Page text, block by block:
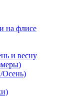
на флисе
и весну
Осень)